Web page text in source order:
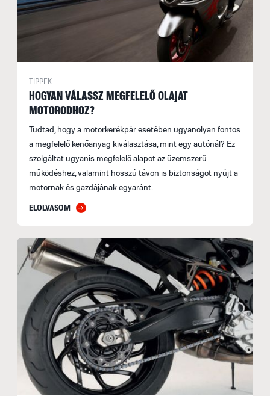
TIPPEK
HOGYAN VÁLASSZ MEGFELELŐ OLAJAT
MOTORODHOZ?
Tudtad, hogy a motorkerékpár esetében ugyanolyan fontos
a megfelelő kenőanyag kiválasztása, mint egy autónál? Ez
szolgáltat ugyanis megfelelő alapot az üzemszerű
működéshez, valamint hosszú távon is biztonságot nyújt a
motornak és gazdájának egyaránt.
ELOLVASOM